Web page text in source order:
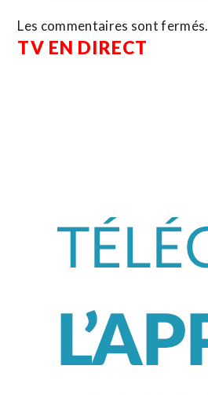
Les commentaires sont fermés.
TV EN DIRECT